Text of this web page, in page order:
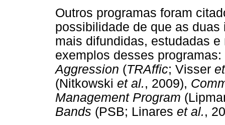
Outros programas foram
possibilidade de que as
mais difundidas, estudadas
exemplos desses programas:
Aggression (TRAffic; Visser
(Nitkowski et al., 2009),
Management Program
Bands (PSB; Linares et al.,